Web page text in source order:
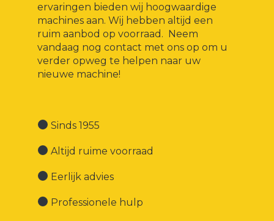
ervaringen bieden wij hoogwaardige
machines aan. Wij hebben altijd een
ruim aanbod op voorraad. Neem
vandaag nog contact met ons op om u
verder opweg te helpen naar uw
nieuwe machine!
Sinds 1955
Altijd ruime voorraad
Eerlijk advies
Professionele hulp